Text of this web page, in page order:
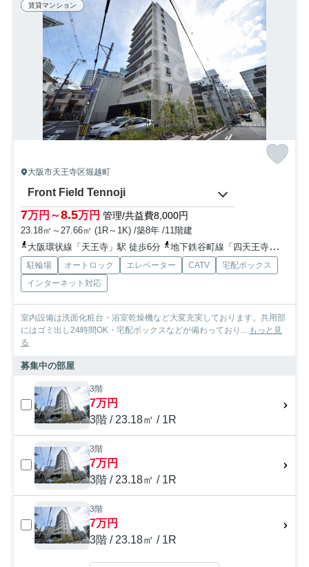
賃貸マンション
大阪市天王寺区堀越町
Front Field Tennoji
7万円～8.5万円 管理/共益費8,000円
23.18㎡～27.66㎡ (1R～1K) /築8年 /11階建
大阪環状線「天王寺」駅 徒歩6分
地下鉄谷町線「四天王寺前夕陽ヶ丘」駅 徒歩10分
駐輪場 オートロック エレベーター CATV
宅配ボックス
インターネット対応
室内設備は洗面化粧台・浴室乾燥機など大変充実しております。共用部
にはゴミ出し24時間OK・宅配ボックスなどが備わっており... もっと見
る
募集中の部屋
3階
7万円
3階 / 23.18㎡ / 1R
3階
7万円
3階 / 23.18㎡ / 1R
3階
7万円
3階 / 23.18㎡ / 1R